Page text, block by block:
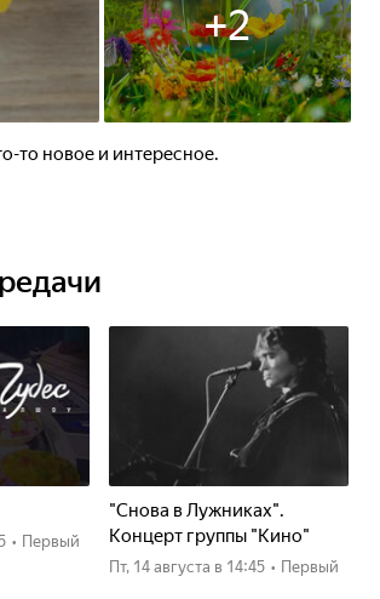
+2
то новое и интересное.
• Первый
"Снова в Лужниках".
Концерт группы "Кино"
пт, 14 августа в 14:45 • Первый